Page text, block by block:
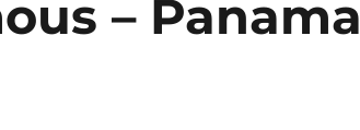
– Panama